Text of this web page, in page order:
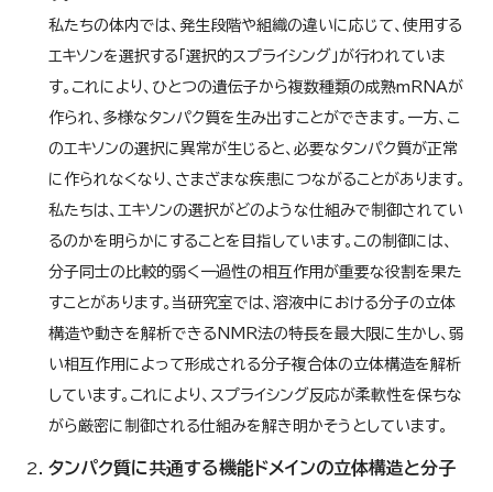
私たちの体内では、発生段階や組織の違いに応じて、使用する
エキソンを選択する「選択的スプライシング」が行われていま
す。これにより、ひとつの遺伝子から複数種類の成熟mRNAが
作られ、多様なタンパク質を生み出すことができます。一方、こ
のエキソンの選択に異常が生じると、必要なタンパク質が正常
に作られなくなり、さまざまな疾患につながることがあります。
私たちは、エキソンの選択がどのような仕組みで制御されてい
るのかを明らかにすることを目指しています。この制御には、
分子同士の比較的弱く一過性の相互作用が重要な役割を果た
すことがあります。当研究室では、溶液中における分子の立体
構造や動きを解析できるNMR法の特長を最大限に生かし、弱
い相互作用によって形成される分子複合体の立体構造を解析
しています。これにより、スプライシング反応が柔軟性を保ちな
がら厳密に制御される仕組みを解き明かそうとしています。
タンパク質に共通する機能ドメインの立体構造と分子